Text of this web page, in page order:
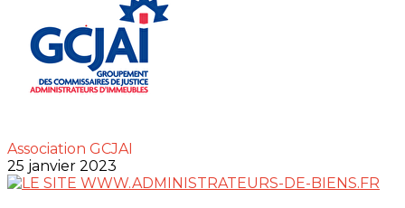
Association GCJAI
25 janvier 2023